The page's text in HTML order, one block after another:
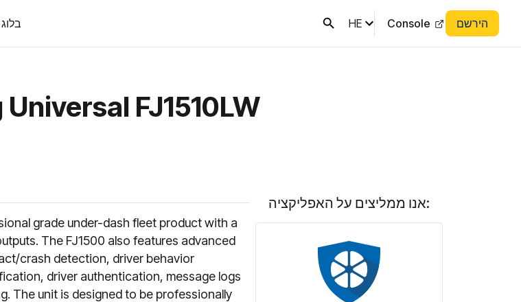
בלוג HE Console הירשם
FJ1510LW
grade under-dash fleet product with a
The FJ1500 also features advanced
crash detection, driver behavior
driver authentication, message logs
The unit is designed to be professionally
אנו ממליצים על האפליקציה: